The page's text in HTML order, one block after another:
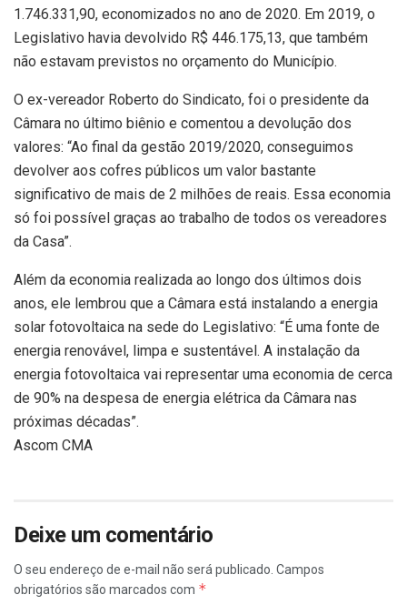
1.746.331,90, economizados no ano de 2020. Em 2019, o
Legislativo havia devolvido R$ 446.175,13, que também
não estavam previstos no orçamento do Município.
O ex-vereador Roberto do Sindicato, foi o presidente da
Câmara no último biênio e comentou a devolução dos
valores: “Ao final da gestão 2019/2020, conseguimos
devolver aos cofres públicos um valor bastante
significativo de mais de 2 milhões de reais. Essa economia
só foi possível graças ao trabalho de todos os vereadores
da Casa”.
Além da economia realizada ao longo dos últimos dois
anos, ele lembrou que a Câmara está instalando a energia
solar fotovoltaica na sede do Legislativo: “É uma fonte de
energia renovável, limpa e sustentável. A instalação da
energia fotovoltaica vai representar uma economia de cerca
de 90% na despesa de energia elétrica da Câmara nas
próximas décadas”.
Ascom CMA
Deixe um comentário
O seu endereço de e-mail não será publicado. Campos
obrigatórios são marcados com *